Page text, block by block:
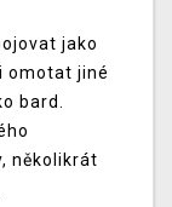
jako
omotat jiné
bard.
několikrát